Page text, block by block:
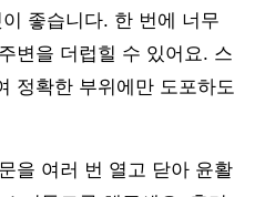
좋습니다. 한 번에 너무
변을 더럽힐 수 있어요. 스
정확한 부위에만 도포하도
을 여러 번 열고 닫아 윤활